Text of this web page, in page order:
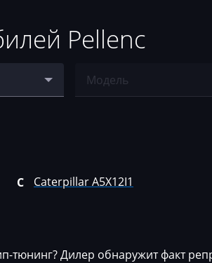
Pellenc
Модель
C Caterpillar A5X12I1
тюнинг? Дилер обнаружит факт